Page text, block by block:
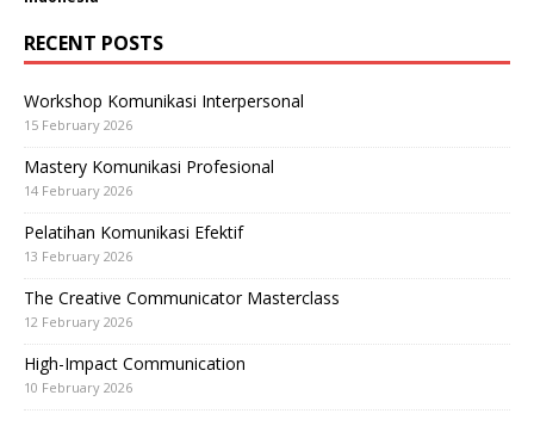
RECENT POSTS
Workshop Komunikasi Interpersonal
15 February 2026
Mastery Komunikasi Profesional
14 February 2026
Pelatihan Komunikasi Efektif
13 February 2026
The Creative Communicator Masterclass
12 February 2026
High-Impact Communication
10 February 2026